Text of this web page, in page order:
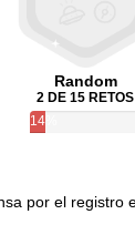
Random
2 DE 15 RETOS
14%
por el registro